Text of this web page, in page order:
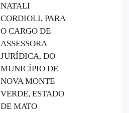
NATALI
CORDIOLI, PARA
O CARGO DE
ASSESSORA
JURÍDICA, DO
MUNICÍPIO DE
NOVA MONTE
VERDE, ESTADO
DE MATO